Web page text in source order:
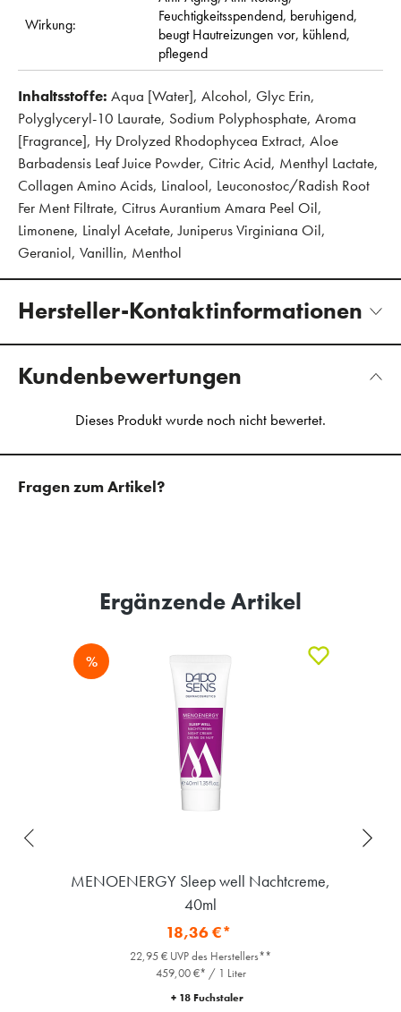
Wirkung:
Feuchtigkeitsspendend, beruhigend,
beugt Hautreizungen vor, kühlend,
pflegend
Inhaltsstoffe: Aqua [Water], Alcohol, Glyc Erin,
Polyglyceryl-10 Laurate, Sodium Polyphosphate, Aroma
[Fragrance], Hy Drolyzed Rhodophycea Extract, Aloe
Barbadensis Leaf Juice Powder, Citric Acid, Menthyl Lactate,
Collagen Amino Acids, Linalool, Leuconostoc/Radish Root
Fer Ment Filtrate, Citrus Aurantium Amara Peel Oil,
Limonene, Linalyl Acetate, Juniperus Virginiana Oil,
Geraniol, Vanillin, Menthol
Hersteller-Kontaktinformationen
Kundenbewertungen
Fragen zum Artikel?
Ergänzende Artikel
%
MENOENERGY Sleep well Nachtcreme,
40ml
18,36 €*
22,95 € UVP des Herstellers**
459,00 €* / 1 Liter
+ 18 Fuchstaler